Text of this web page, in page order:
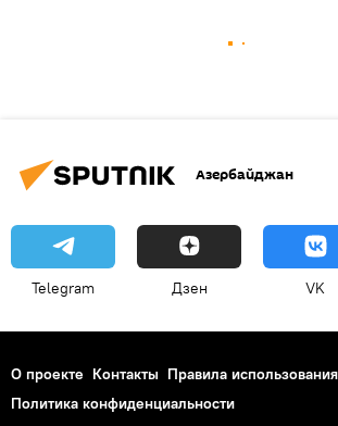
Азербайджан
Telegram Дзен VK
О проекте Контакты Правила использования
Политика конфиденциальности